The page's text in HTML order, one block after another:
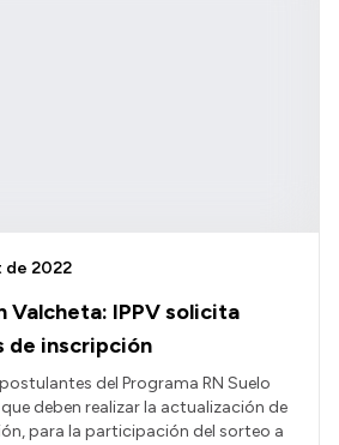
Valcheta: IPPV solicita
de inscripción
de 2022
del Programa RN Suelo
deben realizar la actualización de
para la participación del sorteo a